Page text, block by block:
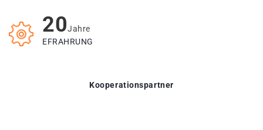
20Jahre
EFRAHRUNG
Kooperationspartner